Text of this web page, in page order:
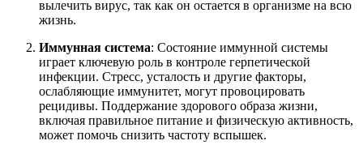
вылечить вирус, так как он остается в организме на всю
жизнь.
Иммунная система: Состояние иммунной системы
играет ключевую роль в контроле герпетической
инфекции. Стресс, усталость и другие факторы,
ослабляющие иммунитет, могут провоцировать
рецидивы. Поддержание здорового образа жизни,
включая правильное питание и физическую активность,
может помочь снизить частоту вспышек.